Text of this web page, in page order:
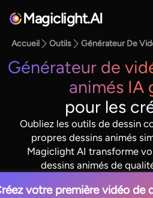
Magiclight.AI
Accueil Outils Générateur De
Générateur de
animés IA
pour les
Oubliez les outils de dessin
propres dessins animés
Magiclight AI transforme
dessins animés de
votre première vidéo de